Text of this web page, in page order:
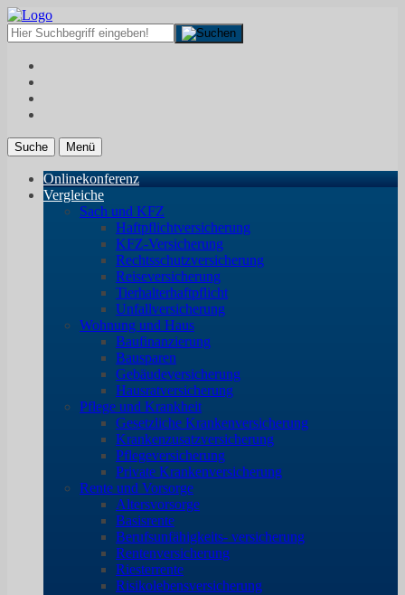
Suche Menü
Onlinekonferenz
Vergleiche
Sach und KFZ
Haftpflichtversicherung
KFZ-Versicherung
Rechtsschutzversicherung
Reiseversicherung
Tierhalterhaftpflicht
Unfallversicherung
Wohnung und Haus
Baufinanzierung
Bausparen
Gebäudeversicherung
Hausratversicherung
Pflege und Krankheit
Gesetzliche Krankenversicherung
Krankenzusatzversicherung
Pflegeversicherung
Private Krankenversicherung
Rente und Vorsorge
Altersvorsorge
Basisrente
Berufsunfähigkeits- versicherung
Rentenversicherung
Riesterrente
Risikolebensversicherung